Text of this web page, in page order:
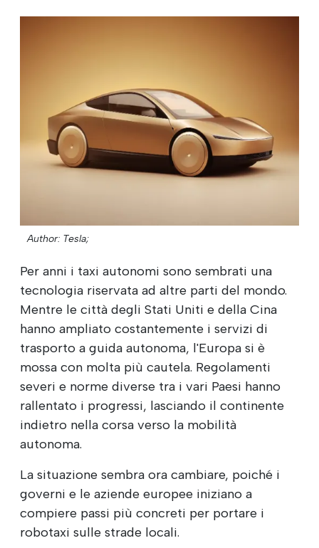
Author: Tesla;
Per anni i taxi autonomi sono sembrati una
tecnologia riservata ad altre parti del mondo.
Mentre le città degli Stati Uniti e della Cina
hanno ampliato costantemente i servizi di
trasporto a guida autonoma, l'Europa si è
mossa con molta più cautela. Regolamenti
severi e norme diverse tra i vari Paesi hanno
rallentato i progressi, lasciando il continente
indietro nella corsa verso la mobilità
autonoma.
La situazione sembra ora cambiare, poiché i
governi e le aziende europee iniziano a
compiere passi più concreti per portare i
robotaxi sulle strade locali.